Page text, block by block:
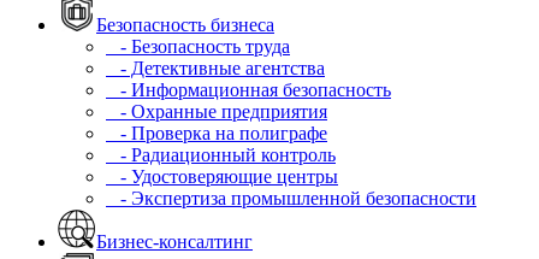
Безопасность бизнеса
- Безопасность труда
- Детективные агентства
- Информационная безопасность
- Охранные предприятия
- Проверка на полиграфе
- Радиационный контроль
- Удостоверяющие центры
- Экспертиза промышленной безопасности
Бизнес-консалтинг